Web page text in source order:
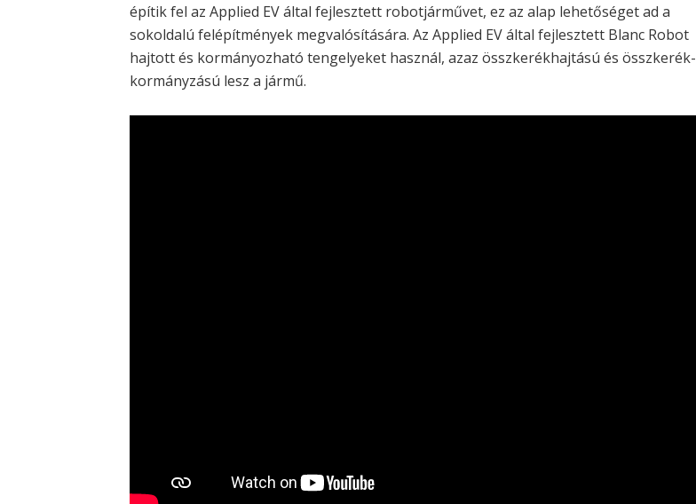
építik fel az Applied EV által fejlesztett robotjárművet, ez az alap lehetőséget ad a
sokoldalú felépítmények megvalósítására. Az Applied EV által fejlesztett Blanc Robot
hajtott és kormányozható tengelyeket használ, azaz összkerékhajtású és összkerék-
kormányzású lesz a jármű.